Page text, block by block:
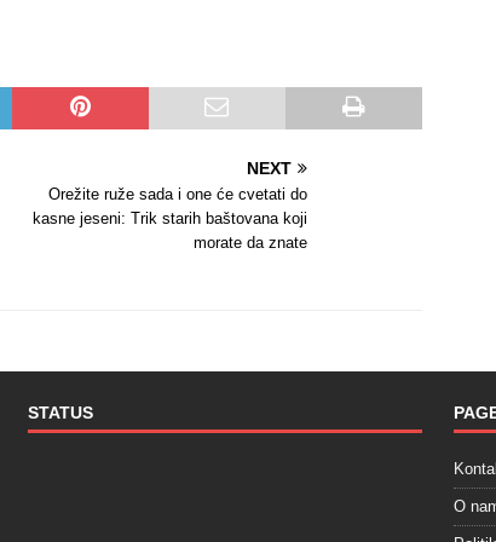
NEXT
Orežite ruže sada i one će cvetati do
kasne jeseni: Trik starih baštovana koji
morate da znate
STATUS
O